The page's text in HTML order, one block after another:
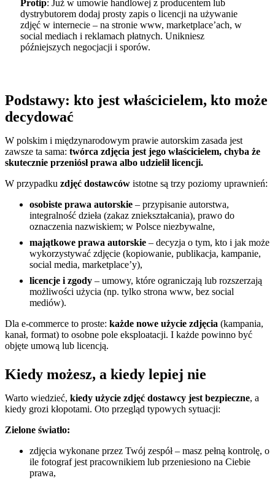
Protip: Już w umowie handlowej z producentem lub
dystrybutorem dodaj prosty zapis o licencji na używanie
zdjęć w internecie – na stronie www, marketplace’ach, w
social mediach i reklamach płatnych. Unikniesz
późniejszych negocjacji i sporów.
Podstawy: kto jest właścicielem, kto może
decydować
W polskim i międzynarodowym prawie autorskim zasada jest
zawsze ta sama: twórca zdjęcia jest jego właścicielem, chyba że
skutecznie przeniósł prawa albo udzielił licencji.
W przypadku zdjęć dostawców istotne są trzy poziomy uprawnień:
osobiste prawa autorskie – przypisanie autorstwa,
integralność dzieła (zakaz zniekształcania), prawo do
oznaczenia nazwiskiem; w Polsce niezbywalne,
majątkowe prawa autorskie – decyzja o tym, kto i jak może
wykorzystywać zdjęcie (kopiowanie, publikacja, kampanie,
social media, marketplace’y),
licencje i zgody – umowy, które ograniczają lub rozszerzają
możliwości użycia (np. tylko strona www, bez social
mediów).
Dla e-commerce to proste: każde nowe użycie zdjęcia (kampania,
kanał, format) to osobne pole eksploatacji. I każde powinno być
objęte umową lub licencją.
Kiedy możesz, a kiedy lepiej nie
Warto wiedzieć, kiedy użycie zdjęć dostawcy jest bezpieczne, a
kiedy grozi kłopotami. Oto przegląd typowych sytuacji:
Zielone światło:
zdjęcia wykonane przez Twój zespół – masz pełną kontrolę, o
ile fotograf jest pracownikiem lub przeniesiono na Ciebie
prawa,